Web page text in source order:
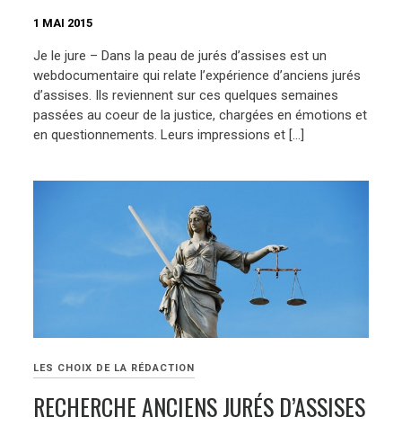
1 MAI 2015
Je le jure – Dans la peau de jurés d’assises est un
webdocumentaire qui relate l’expérience d’anciens jurés
d’assises. Ils reviennent sur ces quelques semaines
passées au coeur de la justice, chargées en émotions et
en questionnements. Leurs impressions et […]
LES CHOIX DE LA RÉDACTION
RECHERCHE ANCIENS JURÉS D’ASSISES